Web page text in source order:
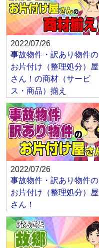
2022/07/26
事故物件・訳あり物件の
お片付け（整理処分）屋
さん！の商材（サービ
ス・商品）揃え
2022/07/26
事故物件・訳あり物件の
お片付け（整理処分）屋
さん！